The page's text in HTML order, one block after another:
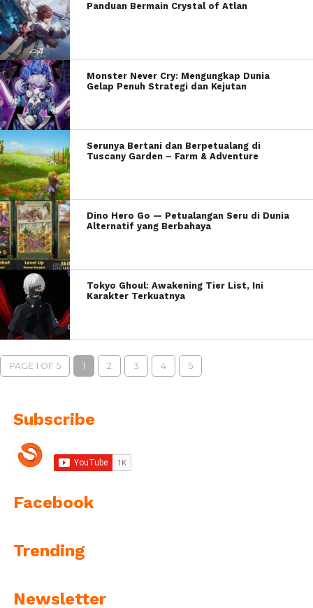
Panduan Bermain Crystal of Atlan
Monster Never Cry: Mengungkap Dunia
Gelap Penuh Strategi dan Kejutan
Serunya Bertani dan Berpetualang di
Tuscany Garden – Farm & Adventure
Dino Hero Go — Petualangan Seru di Dunia
Alternatif yang Berbahaya
Tokyo Ghoul: Awakening Tier List, Ini
Karakter Terkuatnya
PAGE 1 OF 5 1 2 3 4 5
Subscribe
Facebook
Trending
Newsletter